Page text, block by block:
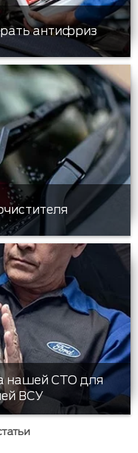
антифриз
нашей СТО для
ВСУ